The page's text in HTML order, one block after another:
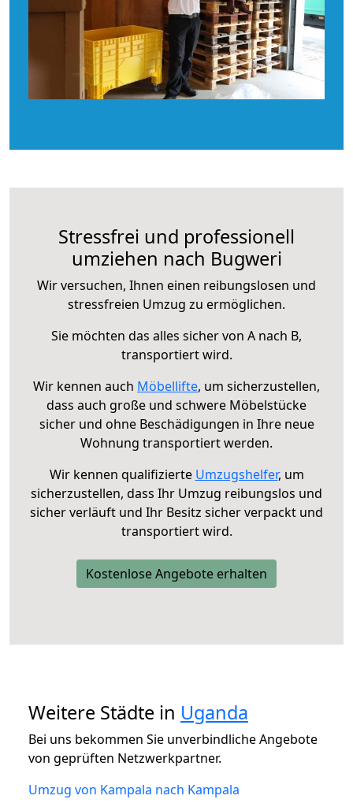
Stressfrei und professionell
umziehen nach Bugweri
Wir versuchen, Ihnen einen reibungslosen und
stressfreien Umzug zu ermöglichen.
Sie möchten das alles sicher von A nach B,
transportiert wird.
Wir kennen auch Möbellifte, um sicherzustellen,
dass auch große und schwere Möbelstücke
sicher und ohne Beschädigungen in Ihre neue
Wohnung transportiert werden.
Wir kennen qualifizierte Umzugshelfer, um
sicherzustellen, dass Ihr Umzug reibungslos und
sicher verläuft und Ihr Besitz sicher verpackt und
transportiert wird.
Kostenlose Angebote erhalten
Weitere Städte in Uganda
Bei uns bekommen Sie unverbindliche Angebote
von geprüften Netzwerkpartner.
Umzug von Kampala nach Kampala